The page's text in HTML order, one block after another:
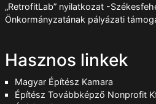
„RetrofitLab” nyilatkozat -
Önkormányzatának pályázati
Hasznos linkek
Magyar Építész Kamara
Építész Továbbképző Nonprofit